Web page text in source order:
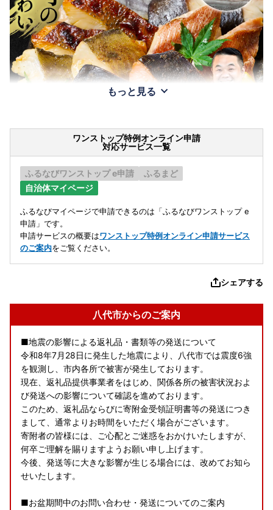
もっと見る
ワンストップ特例オンライン申請
対応サービス一覧
ふるなびワンストップ e申請
ふるまど
自治体マイページ
ふるなびマイページで申請できるのは「ふるなびワンストップ e
申請」です。
申請サービスの概要はワンストップ特例オンライン申請サービス
のご案内をご覧ください。
シェアする
八代市からのご案内
■地震の影響による返礼品・書類等の発送について
令和8年7月28日に発生した地震により、八代市では震度6強
を観測し、市内各所で被害が発生しております。
現在、返礼品提供事業者をはじめ、関係各所の被害状況およ
び発送への影響について確認を進めております。
このため、返礼品ならびに寄附金受領証明書等の発送につき
まして、通常よりお時間をいただく場合がございます。
寄附者の皆様には、ご心配とご迷惑をおかけいたしますが、
何卒ご理解を賜りますようお願い申し上げます。
今後、発送等に大きな影響が生じる場合には、改めてお知ら
せいたします。
■お盆期間中のお問い合わせ・発送についてのご案内